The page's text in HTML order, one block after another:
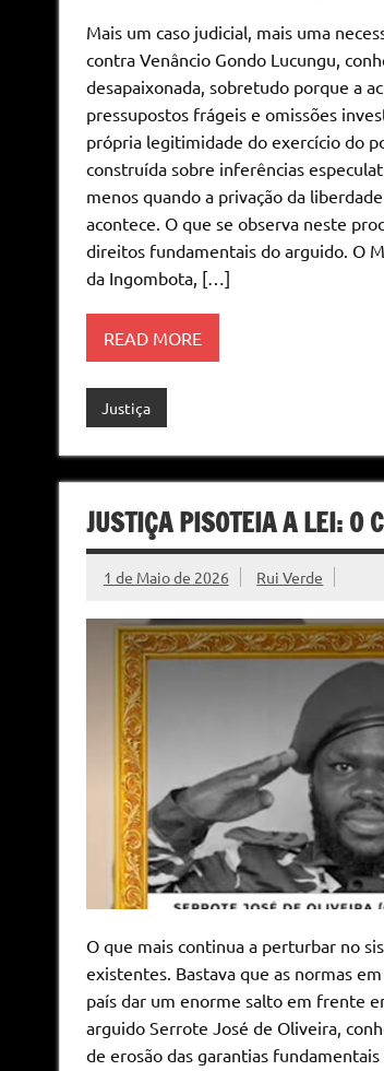
Mais um caso judicial, mais uma
contra Venâncio Gondo Lucungu,
desapaixonada, sobretudo porque a
pressupostos frágeis e omissões
própria legitimidade do exercício do
construída sobre inferências
menos quando a privação da
acontece. O que se observa neste
direitos fundamentais do arguido. O
da Ingombota, […]
READ MORE
Justiça
JUSTIÇA PISOTEIA A LEI: O
1 de Maio de 2026 Rui Verde
O que mais continua a perturbar no
existentes. Bastava que as normas
país dar um enorme salto em frente
arguido Serrote José de Oliveira,
de erosão das garantias